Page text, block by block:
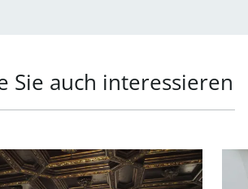
Sie auch interessieren
Büro in Toplage in 1010